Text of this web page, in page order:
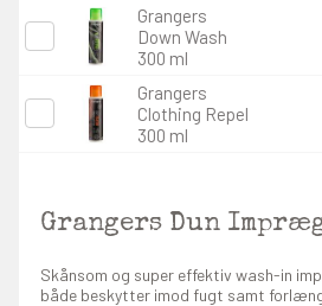
Grangers
Down Wash
300 ml
Grangers
Clothing Repel
300 ml
Grangers Dun
Skånsom og super effektiv wash-in
både beskytter imod fugt samt